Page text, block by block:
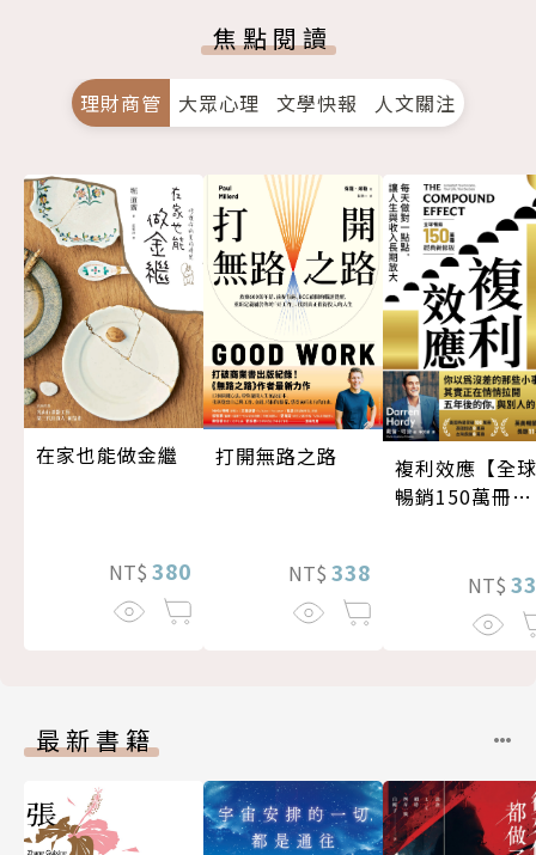
焦點閱讀
理財商管 大眾心理 文學快報 人文關注
在家也能做金繼
NT$ 380
打開無路之路
NT$ 338
複利效應【全球
暢銷150萬冊・
NT$
最新書籍